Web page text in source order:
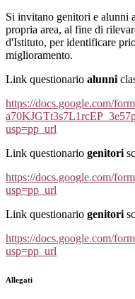
Si invitano genitori e alunni
propria area, al fine di
d'Istituto, per identificare
miglioramento.
Link questionario alunni
https://docs.google.com/
usp=pp_url
Link questionario genitori
https://docs.google.com/
usp=pp_url
Link questionario genitori
https://docs.google.com/
usp=pp_url
Allegati